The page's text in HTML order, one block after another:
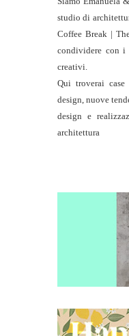
studio di
Coffee Break |
condividere con
creativi.
Qui troverai
design, nuove
design e
architettura